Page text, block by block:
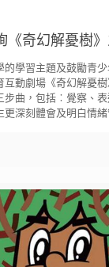
《奇幻解憂樹
學習主題及鼓勵青少
互動劇場《奇幻解憂
步曲，包括︰覺察、
更深刻體會及明白情